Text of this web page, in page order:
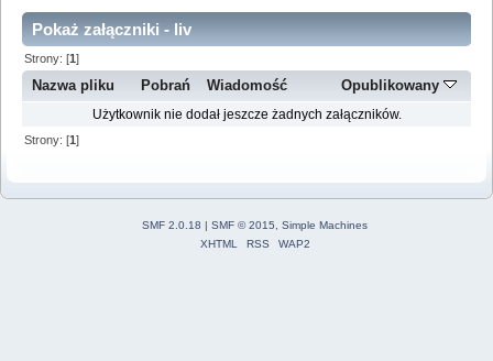
Pokaż załączniki - liv
Strony: [1]
Nazwa pliku Pobrań Wiadomość Opublikowany
Użytkownik nie dodał jeszcze żadnych załączników.
Strony: [1]
SMF 2.0.18 | SMF © 2015
Simple Machines
XHTML
RSS WAP2